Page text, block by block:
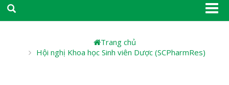
Trang chủ
Hội nghị Khoa học Sinh viên Dược (SCPharmRes)